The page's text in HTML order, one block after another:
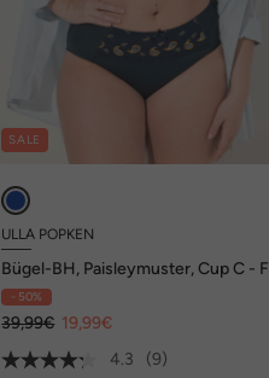
SALE
ULLA POPKEN
Bügel-BH, Paisleymuster, Cup C - F
- 50%
39,99€ 19,99€
4.3
(9)